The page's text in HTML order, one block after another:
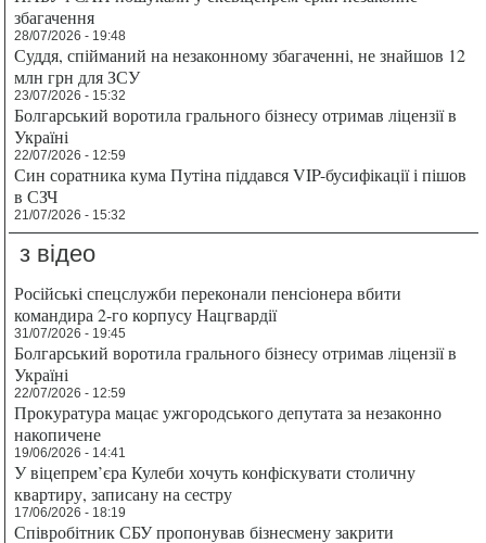
збагачення
28/07/2026 - 19:48
Суддя, спійманий на незаконному збагаченні, не знайшов 12
млн грн для ЗСУ
23/07/2026 - 15:32
Болгарський воротила грального бізнесу отримав ліцензії в
Україні
22/07/2026 - 12:59
Син соратника кума Путіна піддався VIP-бусифікації і пішов
в СЗЧ
21/07/2026 - 15:32
з відео
Російські спецслужби переконали пенсіонера вбити
командира 2-го корпусу Нацгвардії
31/07/2026 - 19:45
Болгарський воротила грального бізнесу отримав ліцензії в
Україні
22/07/2026 - 12:59
Прокуратура мацає ужгородського депутата за незаконно
накопичене
19/06/2026 - 14:41
У віцепрем’єра Кулеби хочуть конфіскувати столичну
квартиру, записану на сестру
17/06/2026 - 18:19
Співробітник СБУ пропонував бізнесмену закрити